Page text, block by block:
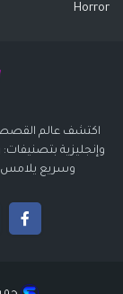
Horror
اكتشف عالم
وإنجليزية
وسريع يلامس